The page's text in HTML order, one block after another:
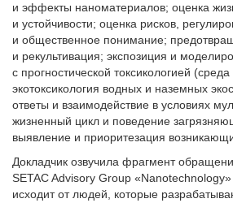
и эффекты наноматериалов; оценка
и устойчивости; оценка рисков,
и общественное понимание;
и рекультивация; экспозиция и
с прогностической токсикологией (среда
экотоксикология водных и наземных
ответы и взаимодействие в условиях
жизненный цикл и поведение
выявление и прио­ритезация
Докладчик озвучила фрагмент
SETAC Advisory Group
исходит от людей, которые